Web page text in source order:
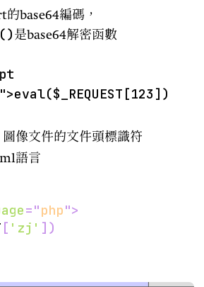
的base64編碼，
是base64解密函數
圖像文件的文件頭標識符
語言
="php">
[ 'zj' ] )